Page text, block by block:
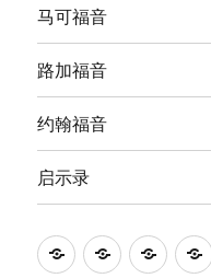
马可福音
路加福音
约翰福音
启示录
Anna's
圣
The